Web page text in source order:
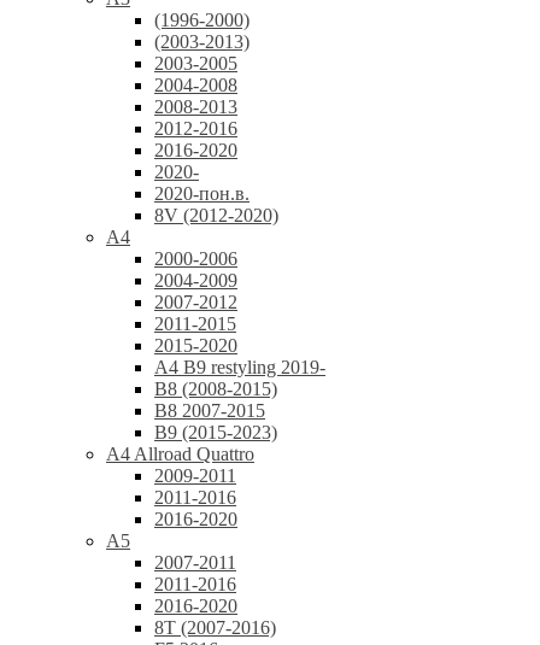
(1996-2000)
(2003-2013)
2003-2005
2004-2008
2008-2013
2012-2016
2016-2020
2020-
2020-пон.в.
8V (2012-2020)
A4
2000-2006
2004-2009
2007-2012
2011-2015
2015-2020
A4 B9 restyling 2019-
B8 (2008-2015)
B8 2007-2015
B9 (2015-2023)
A4 Allroad Quattro
2009-2011
2011-2016
2016-2020
A5
2007-2011
2011-2016
2016-2020
8T (2007-2016)